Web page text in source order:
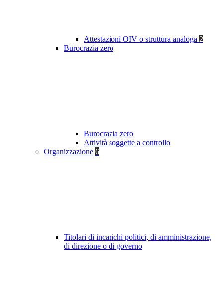
Attestazioni OIV o struttura analoga 2
Burocrazia zero
Burocrazia zero
Attività soggette a controllo
Organizzazione 6
Titolari di incarichi politici, di amministrazione,
di direzione o di governo